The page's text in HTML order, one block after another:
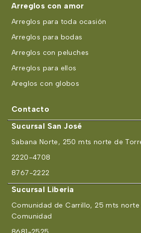
Arreglos con amor
Arreglos para toda ocasión
Arreglos para bodas
Arreglos con peluches
Arreglos para ellos
Areglos con globos
Contacto
Sucursal San José
Sabana Norte, 250 mts norte de
2220-4708
8767-2222
Sucursal Liberia
Comunidad de Carrillo, 25 mts
Comunidad